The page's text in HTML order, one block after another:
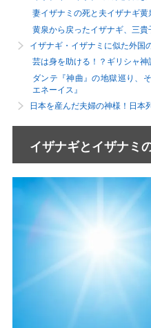
妻イザナミの死と夫イザナギ
黄泉から戻ったイザナギ、三貴
イザナギ・イザナミに似た外国
芸は身を助ける！？ギリシャ神
ダンテ『神曲』の地獄巡り、
エネーイス』
日本を産んだ夫婦の神様！日本
イザナギとイザナミ